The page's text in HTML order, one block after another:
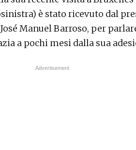
è stato ricevuto dal
Manuel Barroso, per
a pochi mesi dalla sua